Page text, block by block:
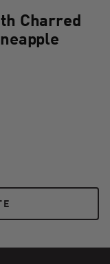
Charred